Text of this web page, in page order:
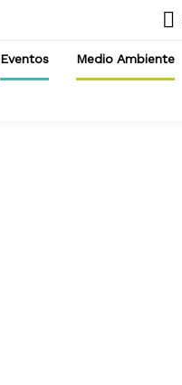
Eventos Medio Ambiente